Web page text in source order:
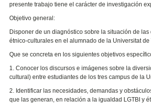
presente trabajo tiene el carácter de investigación
Objetivo general:
Disponer de un diagnóstico sobre la situación de las
étnico-culturales en el alumnado de la Universitat de
Que se concreta en los siguientes objetivos
1. Conocer los discursos e imágenes sobre la
cultural) entre estudiantes de los tres campus de la
2. Identificar las necesidades, demandas y
que las generan, en relación a la igualdad LGTBI y